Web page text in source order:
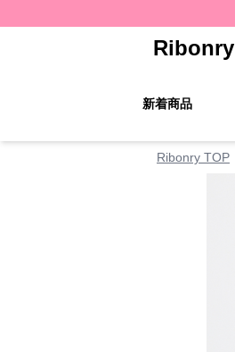
Ribonry
新着商品
Ribonry TOP